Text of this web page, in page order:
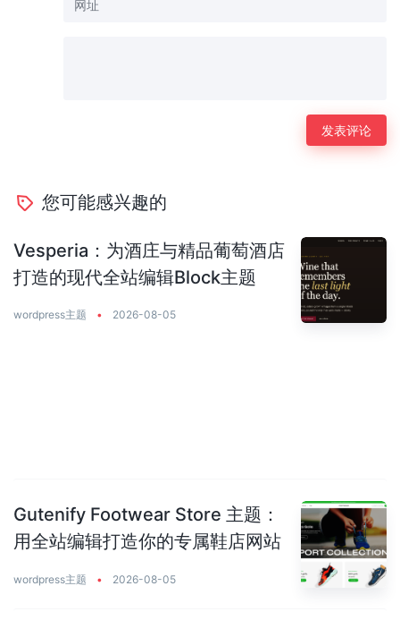
您可能感兴趣的
Vesperia：为酒庄与精品葡萄酒店
打造的现代全站编辑Block主题
wordpress主题 • 2026-08-05
Gutenify Footwear Store 主题：
用全站编辑打造你的专属鞋店网站
wordpress主题 • 2026-08-05